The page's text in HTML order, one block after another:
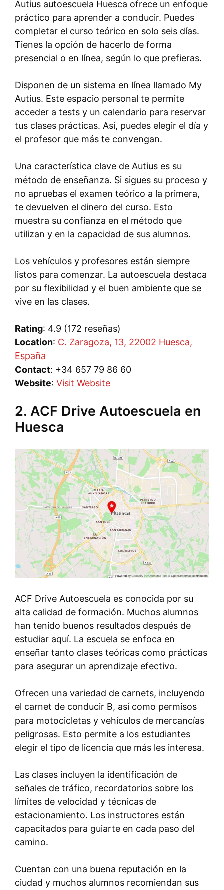
Autius autoescuela Huesca ofrece un enfoque
práctico para aprender a conducir. Puedes
completar el curso teórico en solo seis días.
Tienes la opción de hacerlo de forma
presencial o en línea, según lo que prefieras.
Disponen de un sistema en línea llamado My
Autius. Este espacio personal te permite
acceder a tests y un calendario para reservar
tus clases prácticas. Así, puedes elegir el día y
el profesor que más te convengan.
Una característica clave de Autius es su
método de enseñanza. Si sigues su proceso y
no apruebas el examen teórico a la primera,
te devuelven el dinero del curso. Esto
muestra su confianza en el método que
utilizan y en la capacidad de sus alumnos.
Los vehículos y profesores están siempre
listos para comenzar. La autoescuela destaca
por su flexibilidad y el buen ambiente que se
vive en las clases.
Rating: 4.9 (172 reseñas)
Location: C. Zaragoza, 13, 22002 Huesca,
España
Contact: +34 657 79 86 60
Website: Visit Website
2. ACF Drive Autoescuela en
Huesca
ACF Drive Autoescuela es conocida por su
alta calidad de formación. Muchos alumnos
han tenido buenos resultados después de
estudiar aquí. La escuela se enfoca en
enseñar tanto clases teóricas como prácticas
para asegurar un aprendizaje efectivo.
Ofrecen una variedad de carnets, incluyendo
el carnet de conducir B, así como permisos
para motocicletas y vehículos de mercancías
peligrosas. Esto permite a los estudiantes
elegir el tipo de licencia que más les interesa.
Las clases incluyen la identificación de
señales de tráfico, recordatorios sobre los
límites de velocidad y técnicas de
estacionamiento. Los instructores están
capacitados para guiarte en cada paso del
camino.
Cuentan con una buena reputación en la
ciudad y muchos alumnos recomiendan sus